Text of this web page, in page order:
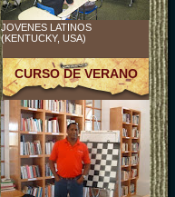
JOVENES LATINOS
(KENTUCKY, USA)
CURSO DE VERANO